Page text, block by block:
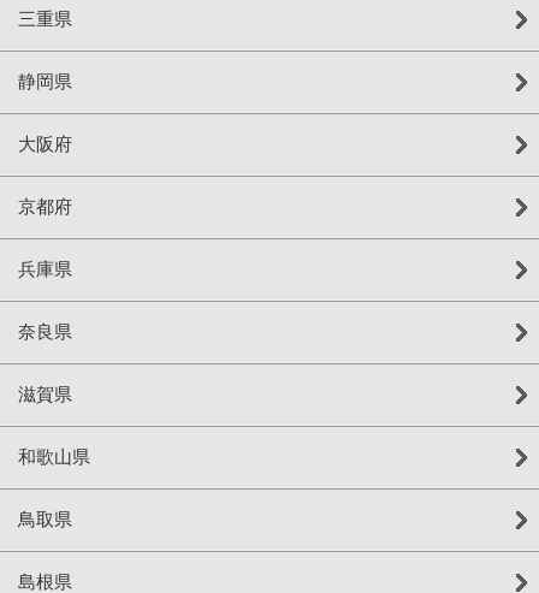
三重県
静岡県
大阪府
京都府
兵庫県
奈良県
滋賀県
和歌山県
鳥取県
島根県